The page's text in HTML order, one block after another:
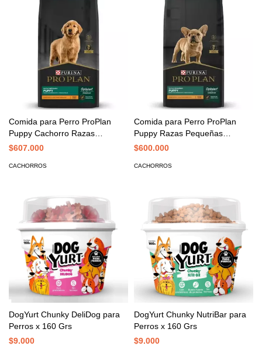
Comida para Perro ProPlan
Puppy Cachorro Razas
Medianas 20 Kgs
$607.000
CACHORROS
Comida para Perro ProPlan
Puppy Razas Pequeñas
Cachorro 20 Kgs
$600.000
CACHORROS
DogYurt Chunky DeliDog para
Perros x 160 Grs
$9.000
DogYurt Chunky NutriBar para
Perros x 160 Grs
$9.000